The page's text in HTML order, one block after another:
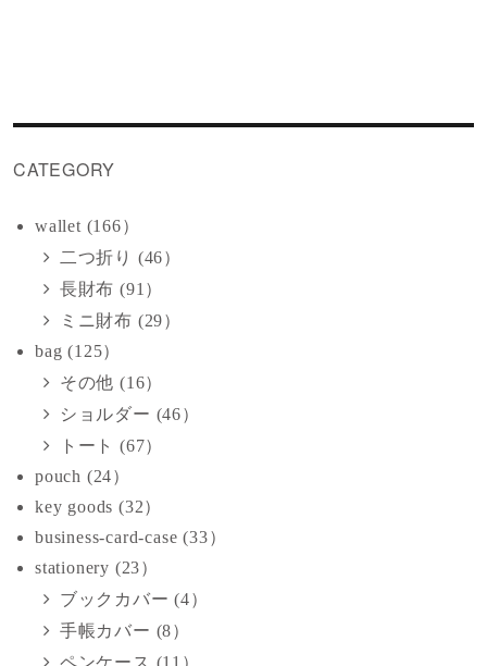
CATEGORY
wallet (166）
二つ折り (46）
長財布 (91）
ミニ財布 (29）
bag (125）
その他 (16）
ショルダー (46）
トート (67）
pouch (24）
key goods (32）
business-card-case (33）
stationery (23）
ブックカバー (4）
手帳カバー (8）
ペンケース (11）